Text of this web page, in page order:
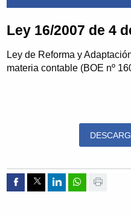
Ley 16/2007 de 4
Ley de Reforma y
materia contable (BOE nº
Compartir por Facebook
Compartir por Twitter
Compartir por
Compartir